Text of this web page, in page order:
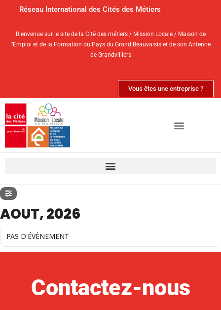
Réseau International des Cités des Métiers
Bienvenue sur le site de la Cité des métiers / Mission Locale / Maison de
l’Emploi et de la Formation du Pays du Grand Beauvaisis et de son Antenne
de Grandvilliers
Vous êtes une entreprise ?
AOUT, 2026
PAS D'ÉVÈNEMENT
Contactez-nous